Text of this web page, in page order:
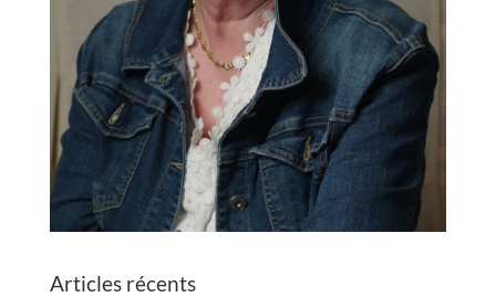
Articles récents